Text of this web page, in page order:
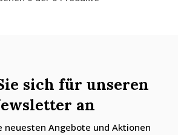
sich für unseren
an
neuesten Angebote und Aktionen